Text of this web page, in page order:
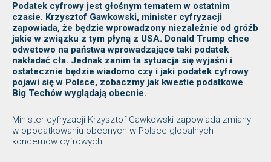
Podatek cyfrowy jest głośnym tematem w ostatnim
czasie. Krzysztof Gawkowski, minister cyfryzacji
zapowiada, że będzie wprowadzony niezależnie od gróźb
jakie w związku z tym płyną z USA. Donald Trump chce
odwetowo na państwa wprowadzające taki podatek
nakładać cła. Jednak zanim ta sytuacja się wyjaśni i
ostatecznie będzie wiadomo czy i jaki podatek cyfrowy
pojawi się w Polsce, zobaczmy jak kwestie podatkowe
Big Techów wyglądają obecnie.
Minister cyfryzacji Krzysztof Gawkowski zapowiada zmiany
w opodatkowaniu obecnych w Polsce globalnych
koncernów cyfrowych.